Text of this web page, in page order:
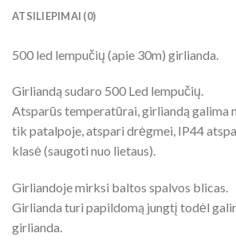
ATSILIEPIMAI (0)
500 led lempučių (apie 30m) girlianda.
Girliandą sudaro 500 Led lempučių.
Atsparūs temperatūrai, girliandą galima
tik patalpoje, atspari drėgmei, IP44
klasė (saugoti nuo lietaus).
Girliandoje mirksi baltos spalvos blicas.
Girlianda turi papildomą jungtį todėl
girlianda.